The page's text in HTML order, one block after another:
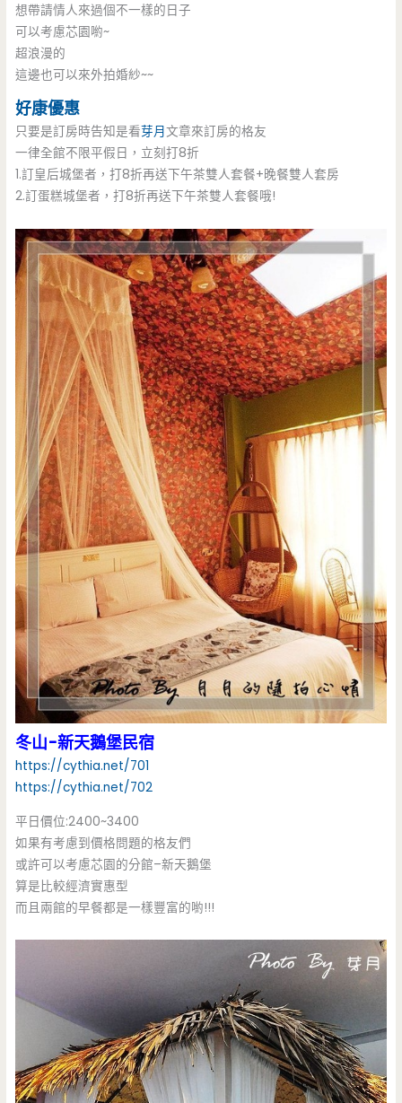
想帶請情人來過個不一樣的日子
可以考慮芯園喲~
超浪漫的
這邊也可以來外拍婚紗~~
好康優惠
只要是訂房時告知是看芽月文章來訂房的格友
一律全館不限平假日，立刻打8折
1.訂皇后城堡者，打8折再送下午茶雙人套餐+晚餐雙人套房
2.訂蛋糕城堡者，打8折再送下午茶雙人套餐哦!
冬山-新天鵝堡民宿
https://cythia.net/701
https://cythia.net/702
平日價位:2400~3400
如果有考慮到價格問題的格友們
或許可以考慮芯園的分館–新天鵝堡
算是比較經濟實惠型
而且兩館的早餐都是一樣豐富的喲!!!